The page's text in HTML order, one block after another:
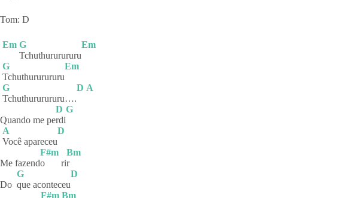
Tom: D
Em G
Tchuthururururu
Em
G
Tchuthururururu
Em
G
Tchuthururururu….
D A
Quando me pe
D
rdi
G
A
Você apareceu
D
Me fazend
F#m
o
ri
Bm
r
Do
G
que aconteceu
D
F#m Bm